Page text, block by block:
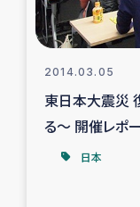
2014.03.05
東日本大震災
る～ 開催レポ
日本